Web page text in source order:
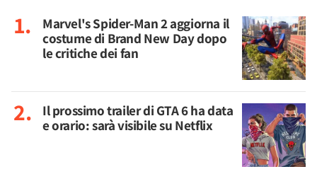
Marvel's Spider-Man 2 aggiorna il
costume di Brand New Day dopo
le critiche dei fan
Il prossimo trailer di GTA 6 ha data
e orario: sarà visibile su Netflix